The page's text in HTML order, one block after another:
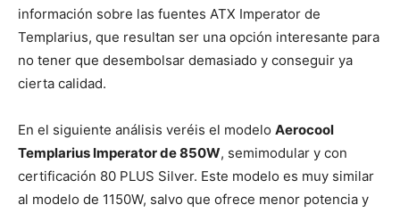
información sobre las fuentes ATX Imperator de
Templarius, que resultan ser una opción interesante para
no tener que desembolsar demasiado y conseguir ya
cierta calidad.
En el siguiente análisis veréis el modelo Aerocool
Templarius Imperator de 850W, semimodular y con
certificación 80 PLUS Silver. Este modelo es muy similar
al modelo de 1150W, salvo que ofrece menor potencia y